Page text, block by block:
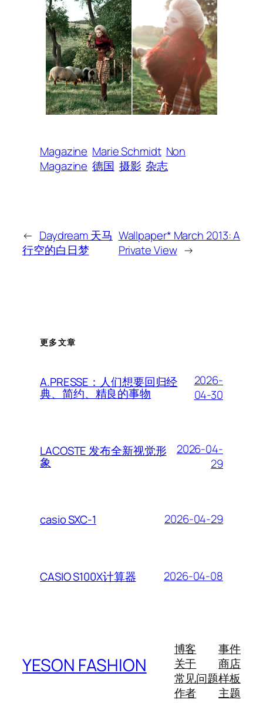
Magazine Marie Schmidt Non
Magazine 德国 摄影 杂志
← Daydream 天马
行空的白日梦
Wallpaper* March 2013: A
Private View →
更多文章
A.PRESSE：人们想要回归经
典、简约、精良的事物
2026-
04-30
LACOSTE 发布全新视觉形
象
2026-04-
29
casio SXC-1 2026-04-29
CASIO S100X计算器 2026-04-08
YESON FASHION
博客
关于
常见问题
作者
事件
商店
样板
主题